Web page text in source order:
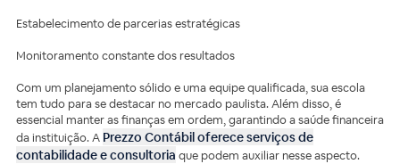
Estabelecimento de parcerias estratégicas
Monitoramento constante dos resultados
Com um planejamento sólido e uma equipe qualificada, sua escola
tem tudo para se destacar no mercado paulista. Além disso, é
essencial manter as finanças em ordem, garantindo a saúde financeira
da instituição. A Prezzo Contábil oferece serviços de
contabilidade e consultoria que podem auxiliar nesse aspecto.